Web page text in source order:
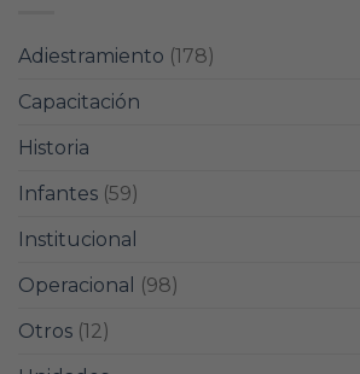
Adiestramiento (178)
Capacitación
Historia
Infantes (59)
Institucional
Operacional
(98)
Otros (12)